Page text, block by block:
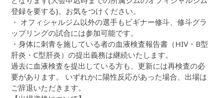
登録を要する)。お気をつけください。
・ オフィシャルジム以外の選手もビギナー修斗、修斗グラ
ップリングの試合には参加可能です。
・身体に刺青を施している者の血液検査報告書（HIV・B型
肝炎・C型肝炎）の提出義務は継続いたします。
過去に血液検査を提出している方も、更新には再検査の必
要があります。 いずれかに陽性反応があった場合、出場は
ご辞退いただきます。